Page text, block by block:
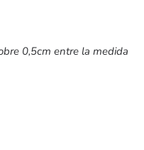
0,5cm entre la medida